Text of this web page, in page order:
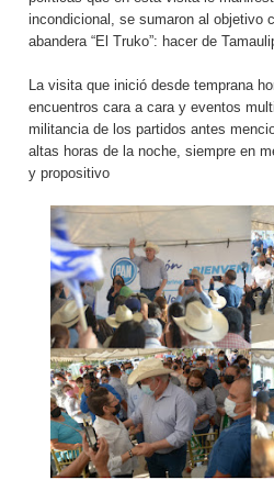
incondicional, se sumaron al objetivo
abandera “El Truko”: hacer de
La visita que inició desde temprana
encuentros cara a cara y eventos
militancia de los partidos antes
altas horas de la noche, siempre en
y propositivo